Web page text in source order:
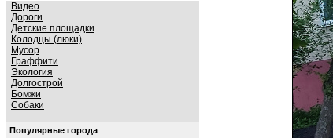
Видео
Дороги
Детские площадки
Колодцы (люки)
Мусор
Граффити
Экология
Долгострой
Бомжи
Собаки
Популярные города